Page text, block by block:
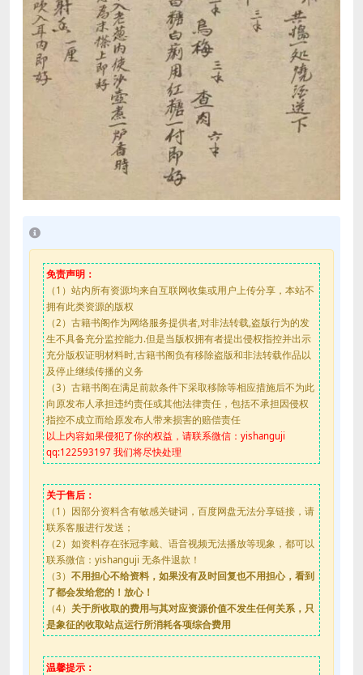
免责声明：
（1）站内所有资源均来自互联网收集或用户上传分享，本站不
拥有此类资源的版权
（2）古籍书阁作为网络服务提供者,对非法转载,盗版行为的发
生不具备充分监控能力.但是当版权拥有者提出侵权指控并出示
充分版权证明材料时,古籍书阁负有移除盗版和非法转载作品以
及停止继续传播的义务
（3）古籍书阁在满足前款条件下采取移除等相应措施后不为此
向原发布人承担违约责任或其他法律责任，包括不承担因侵权
指控不成立而给原发布人带来损害的赔偿责任
以上内容如果侵犯了你的权益，请联系微信：yishanguji
qq:122593197 我们将尽快处理
关于售后：
（1）因部分资料含有敏感关键词，百度网盘无法分享链接，请
联系客服进行发送；
（2）如资料存在张冠李戴、语音视频无法播放等现象，都可以
联系微信：yishanguji 无条件退款！
（3） 不用担心不给资料，如果没有及时回复也不用担心，看到
了都会发给您的！放心！
（4） 关于所收取的费用与其对应资源价值不发生任何关系，只
是象征的收取站点运行所消耗各项综合费用
温馨提示：